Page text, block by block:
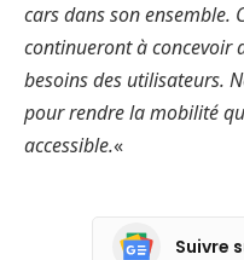
cars dans son ensemble.
continueront à concevoir
besoins des utilisateurs.
pour rendre la mobilité
accessible.«
Suivre